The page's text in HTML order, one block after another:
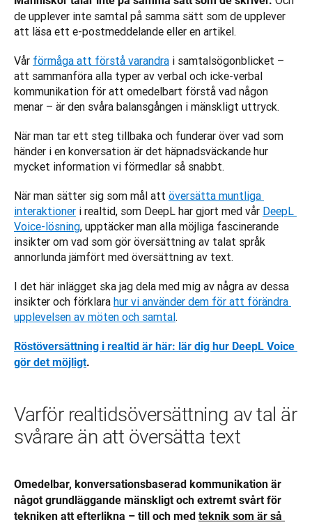
de upplever inte samtal på samma sätt som de upplever
att läsa ett e-postmeddelande eller en artikel.
Vår förmåga att förstå varandra i samtalsögonblicket –
att sammanföra alla typer av verbal och icke-verbal
kommunikation för att omedelbart förstå vad någon
menar – är den svåra balansgången i mänskligt uttryck.
När man tar ett steg tillbaka och funderar över vad som
händer i en konversation är det häpnadsväckande hur
mycket information vi förmedlar så snabbt.
När man sätter sig som mål att översätta muntliga
interaktioner i realtid, som DeepL har gjort med vår DeepL
Voice-lösning, upptäcker man alla möjliga fascinerande
insikter om vad som gör översättning av talat språk
annorlunda jämfört med översättning av text.
I det här inlägget ska jag dela med mig av några av dessa
insikter och förklara hur vi använder dem för att förändra
upplevelsen av möten och samtal.
Röstöversättning i realtid är här: lär dig hur DeepL Voice
gör det möjligt.
Varför realtidsöversättning av tal är
svårare än att översätta text
Omedelbar, konversationsbaserad kommunikation är
något grundläggande mänskligt och extremt svårt för
tekniken att efterlikna – till och med teknik som är så